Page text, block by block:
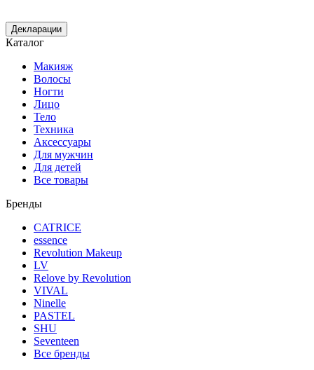
Декларации
Каталог
Макияж
Волосы
Ногти
Лицо
Тело
Техника
Аксессуары
Для мужчин
Для детей
Все товары
Бренды
CATRICE
essence
Revolution Makeup
LV
Relove by Revolution
VIVAL
Ninelle
PASTEL
SHU
Seventeen
Все бренды